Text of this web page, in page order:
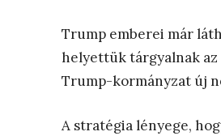
Trump emberei már
helyettük tárgyalnak az
Trump-kormányzat új
A stratégia lényege,